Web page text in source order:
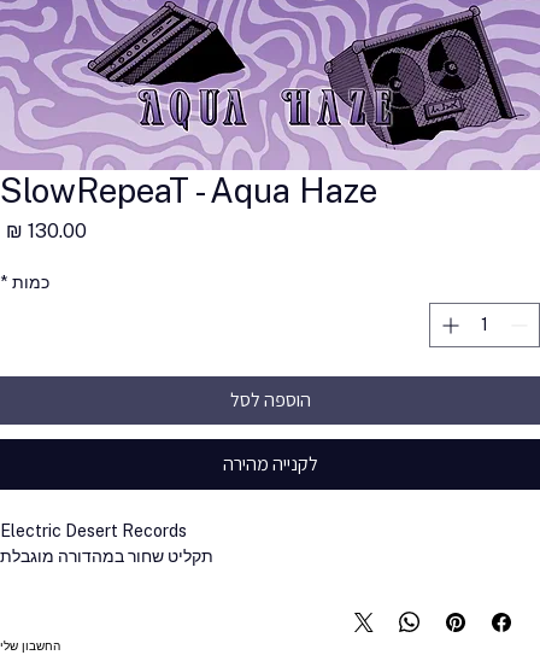
SlowRepeaT - Aqua Haze
כמות *
הוספה לסל
לקנייה מהירה
Electric Desert Records
תקליט שחור במהדורה מוגבלת
החשבון שלי